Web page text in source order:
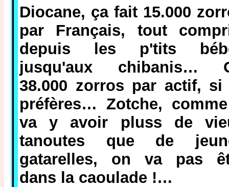
Diocane, ça fait 15.000
par Français, tout
depuis les p'tits
jusqu'aux chibanis…
38.000 zorros par actif, si
préfères… Zotche,
va y avoir pluss de
tanoutes que de
gatarelles, on va pas
dans la caoulade !…